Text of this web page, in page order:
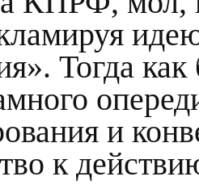
Тогда
и
к